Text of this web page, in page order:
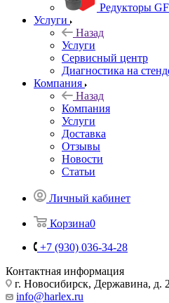
Редукторы
Услуги
Назад
Услуги
Сервисный центр
Диагностика на
Компания
Назад
Компания
Услуги
Доставка
Отзывы
Новости
Статьи
Личный кабинет
Корзина0
+7 (930) 036-34-28
Контактная информация
г. Новосибирск, Державина, д.
info@harlex.ru